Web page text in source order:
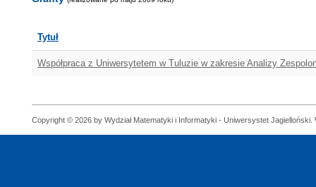
Tytuł
Współpraca z Uniwersytetem w Tuluzie w zakresie Analizy
Copyright © 2026 by Wydział Matematyki i Informatyki - Uniwersystet